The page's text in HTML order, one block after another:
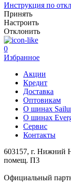
Инструкция по
Принять
Настроить
Отклонить
0
Избранное
Акции
Кредит
Доставка
Оптовикам
О шинах
О шинах
Сервис
Контакты
603157, г. Нижний
помещ. П3
Официальный